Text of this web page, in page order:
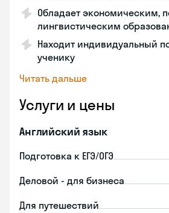
Обладает экономическим,
лингвистическим
Находит индивидуальный
ученику
Читать дальше
Услуги и цены
Английский язык
Подготовка к ЕГЭ/ОГЭ
Деловой - для бизнеса
Для путешествий